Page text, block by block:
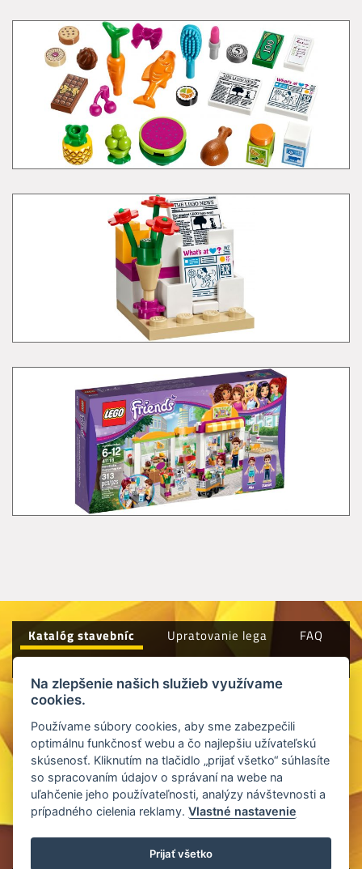
Katalóg stavebníc Upratovanie lega
FAQ
Design by
Všeobecné vyhlásenie
Na zlepšenie našich služieb využívame
cookies.
Používame súbory cookies, aby sme zabezpečili
optimálnu funkčnosť webu a čo najlepšiu užívateľskú
skúsenosť. Kliknutím na tlačidlo „prijať všetko“ súhlasíte
so spracovaním údajov o správaní na webe na
uľahčenie jeho používateľnosti, analýzy návštevnosti a
prípadného cielenia reklamy.Vlastné nastavenie
Prijať všetko